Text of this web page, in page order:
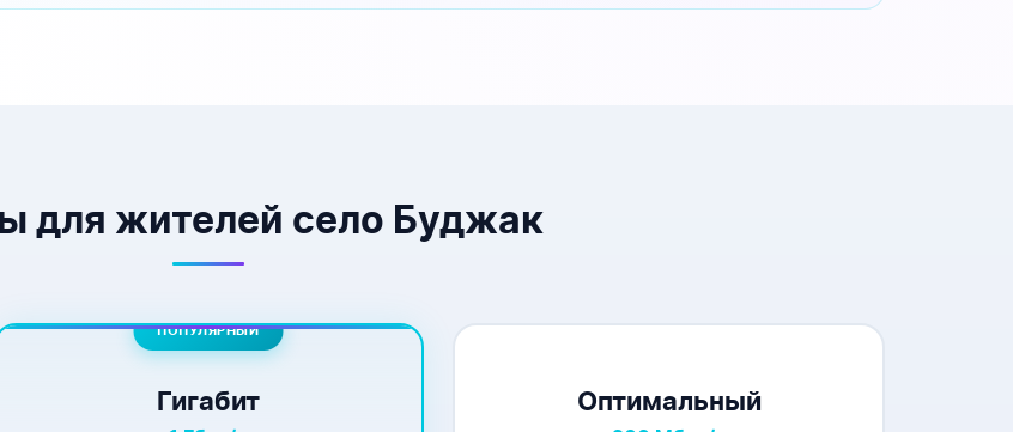
для жителей село Буджак
ПОПУЛЯРНЫЙ
Гигабит Оптимальный